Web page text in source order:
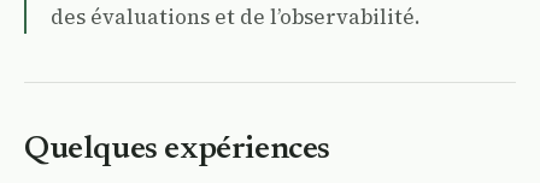
des évaluations et de l’observabilité.
Quelques expériences